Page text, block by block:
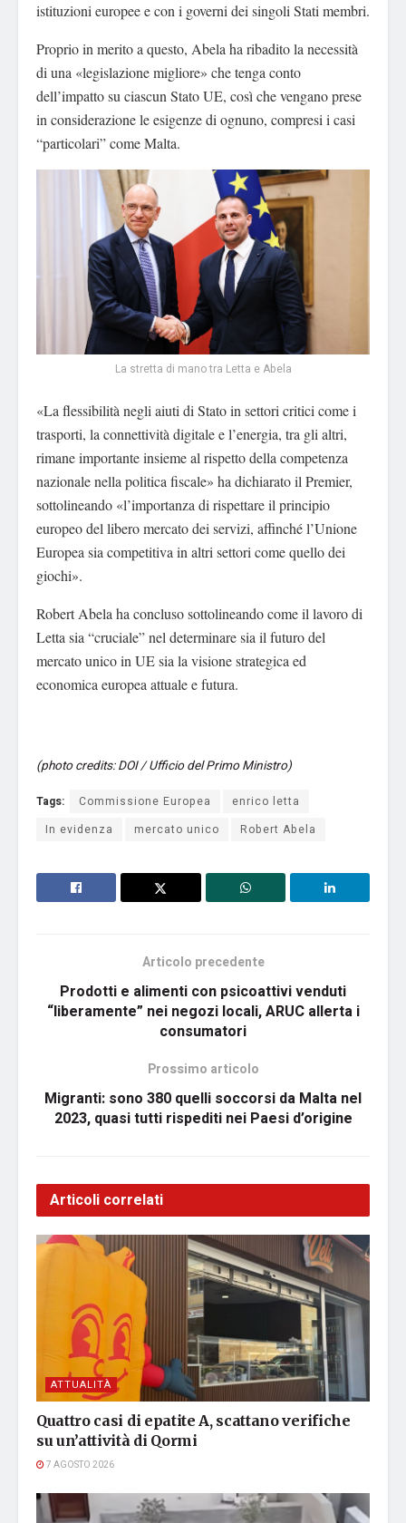
istituzioni europee e con i governi dei singoli Stati membri.
Proprio in merito a questo, Abela ha ribadito la necessità
di una «legislazione migliore» che tenga conto
dell’impatto su ciascun Stato UE, così che vengano prese
in considerazione le esigenze di ognuno, compresi i casi
“particolari” come Malta.
La stretta di mano tra Letta e Abela
«La flessibilità negli aiuti di Stato in settori critici come i
trasporti, la connettività digitale e l’energia, tra gli altri,
rimane importante insieme al rispetto della competenza
nazionale nella politica fiscale» ha dichiarato il Premier,
sottolineando «l’importanza di rispettare il principio
europeo del libero mercato dei servizi, affinché l’Unione
Europea sia competitiva in altri settori come quello dei
giochi».
Robert Abela ha concluso sottolineando come il lavoro di
Letta sia “cruciale” nel determinare sia il futuro del
mercato unico in UE sia la visione strategica ed
economica europea attuale e futura.
(photo credits: DOI / Ufficio del Primo Ministro)
Tags: Commissione Europea
enrico letta
In evidenza
mercato unico Robert Abela
Articolo precedente
Prodotti e alimenti con psicoattivi venduti
“liberamente” nei negozi locali, ARUC allerta i
consumatori
Prossimo articolo
Migranti: sono 380 quelli soccorsi da Malta nel
2023, quasi tutti rispediti nei Paesi d’origine
Articoli correlati
ATTUALITÀ
Quattro casi di epatite A, scattano verifiche
su un’attività di Qormi
7 AGOSTO 2026